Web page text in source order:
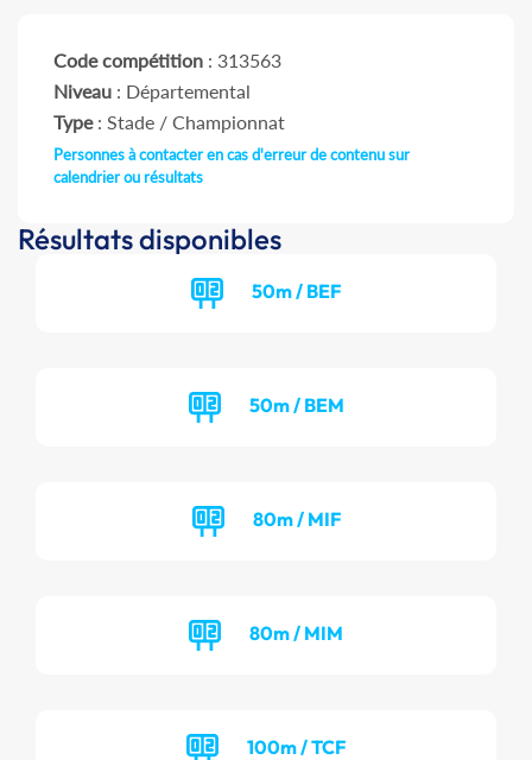
Code compétition : 313563
Niveau : Départemental
Type: Stade / Championnat
Personnes à contacter en cas d'erreur de contenu sur
calendrier ou résultats
Résultats disponibles
50m / BEF
50m / BEM
80m / MIF
80m / MIM
100m / TCF